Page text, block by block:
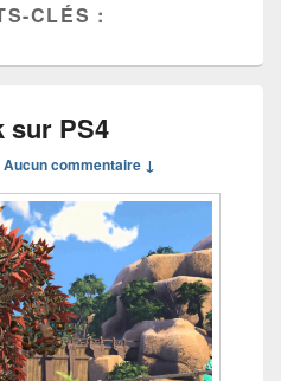
CLÉS :
sur PS4
Aucun commentaire ↓